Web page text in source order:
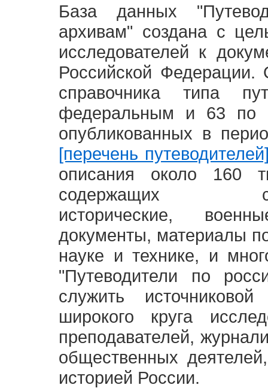
База данных
архивам" создана с
исследователей к
Российской
справочника типа
федеральным и 63 по
опубликованных в
[перечень
описания около 160
содержащих
исторические,
документы, материалы
науке и технике, и
"Путеводители по
служить
широкого круга
преподавателей,
общественных
историей России.